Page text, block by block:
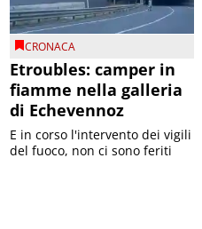
CRONACA
Etroubles: camper in
fiamme nella galleria
di Echevennoz
E in corso l'intervento dei vigili
del fuoco, non ci sono feriti